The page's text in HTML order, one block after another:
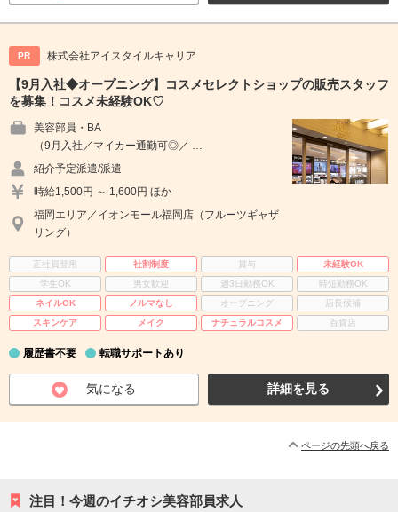
PR 株式会社アイスタイルキャリア
【9月入社◆オープニング】コスメセレクトショップの販売スタッフ
を募集！コスメ未経験OK♡
美容部員・BA
（9月入社／マイカー通勤可◎／ …
紹介予定派遣/派遣
時給1,500円 ～ 1,600円 ほか
福岡エリア／イオンモール福岡店（フルーツギャザ
リング）
正社員登用 社割制度 賞与
未経験OK
学生OK
男女歓迎 週3日勤務OK
時短勤務OK
ネイルOK
ノルマなし オープニング
店長候補
スキンケア
メイク ナチュラルコスメ 百貨店
履歴書不要 転職サポートあり
気になる 詳細を見る
ページの先頭へ戻る
注目！今週のイチオシ美容部員求人